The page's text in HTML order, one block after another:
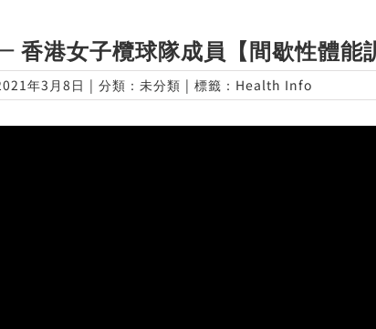
香港女子欖球隊成員【間歇性體能
年3月8日 | 分類：未分類 | 標籤： Health Info